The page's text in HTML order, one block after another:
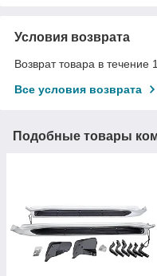
Условия возврата
Возврат товара в течение
Все условия возврата
Подобные товары